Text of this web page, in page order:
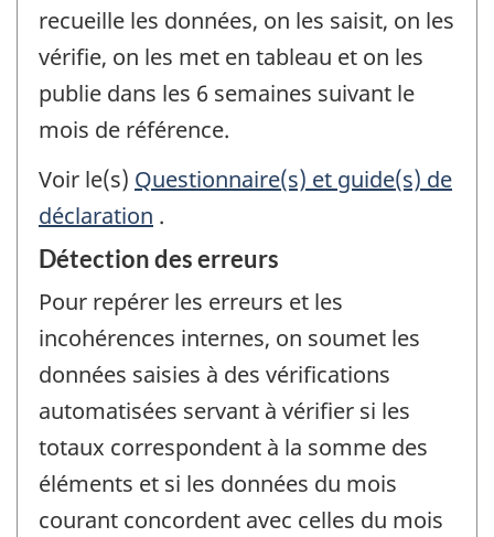
recueille les données, on les saisit, on les
vérifie, on les met en tableau et on les
publie dans les 6 semaines suivant le
mois de référence.
Voir le(s) Questionnaire(s) et guide(s) de
déclaration .
Détection des erreurs
Pour repérer les erreurs et les
incohérences internes, on soumet les
données saisies à des vérifications
automatisées servant à vérifier si les
totaux correspondent à la somme des
éléments et si les données du mois
courant concordent avec celles du mois